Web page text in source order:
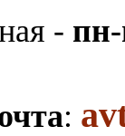
-
: